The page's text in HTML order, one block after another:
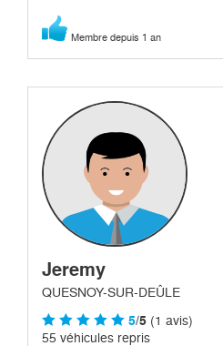
Membre depuis 1 an
Jeremy
QUESNOY-SUR-DEÛLE
5/5 (1 avis)
55 véhicules repris